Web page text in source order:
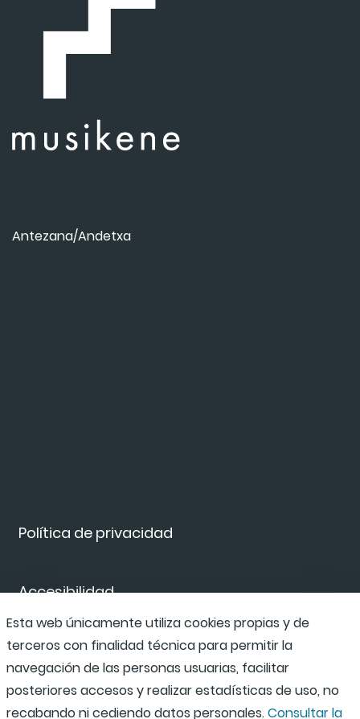
Política de privacidad
Accesibilidad
Canal de denuncias
Antezana/Andetxa
Esta web únicamente utiliza cookies propias y de
terceros con finalidad técnica para permitir la
navegación de las personas usuarias, facilitar
posteriores accesos y realizar estadísticas de uso, no
recabando ni cediendo datos personales.Consultar la